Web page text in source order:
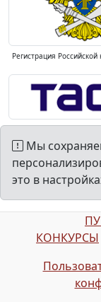
Регистрация
Мы
это в
КОНКУРСЫ